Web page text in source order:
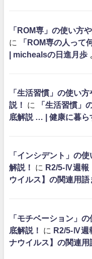
「ROM専」の使い方
に
「ROM専の人って
| michealsの日進月歩
「生活習慣」の使い
説！
に
「生活習慣」
底解説 … | 健康に暮ら
「インシデント」の
解説！
に R2/5-Ⅳ週報
ウイルス】の関連用語
「モチベーション」
底解説！
に R2/5-Ⅳ週
ナウイルス】の関連用